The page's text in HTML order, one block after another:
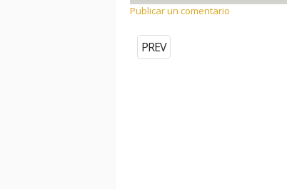
Publicar un comentario
PREV